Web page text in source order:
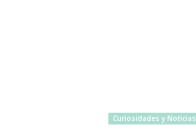
Curiosidades y Noticias